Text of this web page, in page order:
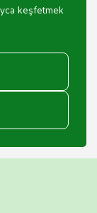
keşfetmek